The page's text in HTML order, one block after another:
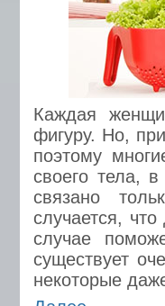
Каждая
фигуру. Но,
поэтому
своего тела,
связано
случается,
случае
существует
некоторые